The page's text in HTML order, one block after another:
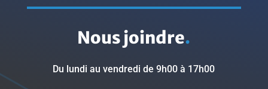
Nous joindre.
Du lundi au vendredi de 9h00 à 17h00